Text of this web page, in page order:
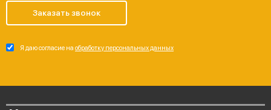
Заказать звонок
Я даю согласие на обработку персональных данных